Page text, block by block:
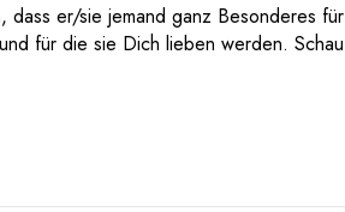
er/sie jemand ganz Besonderes für
für die sie Dich lieben werden. Schau